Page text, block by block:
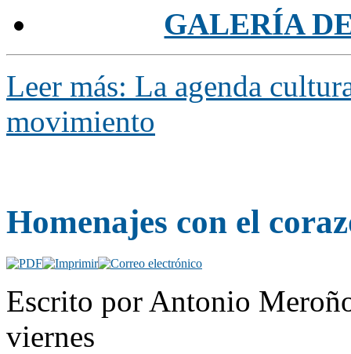
GALERÍA
Leer más: La agenda
movimiento
Homenajes con el
Escrito por Antonio
viernes